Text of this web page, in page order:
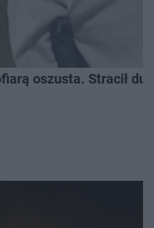
oszusta. Stracił